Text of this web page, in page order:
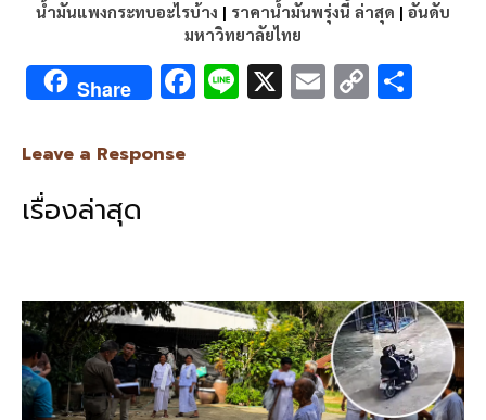
น้ำมันแพงกระทบอะไรบ้าง | ราคาน้ำมันพรุ่งนี้ ล่าสุด | อันดับ
มหาวิทยาลัยไทย
Share F
k
Li X E C
Leave a Response
เรื่องล่าสุด